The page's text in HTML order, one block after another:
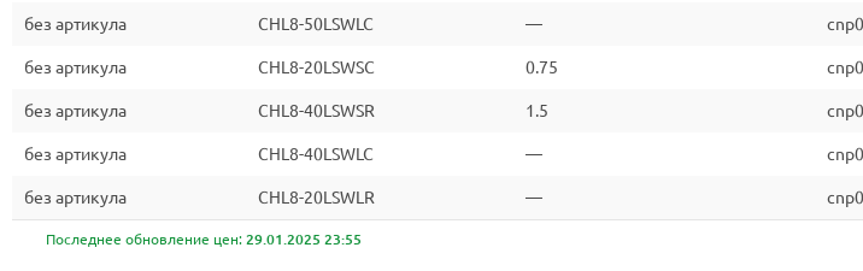
без артикула CHL8-50LSWLC —
без артикула CHL8-20LSWSC 0.75
без артикула CHL8-40LSWSR 1.5
без артикула CHL8-40LSWLC —
без артикула CHL8-20LSWLR —
Последнее обновление цен: 29.01.2025 23:55